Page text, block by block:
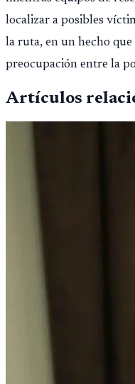
localizar a posibles
la ruta, en un hecho
preocupación entre la
Artículos